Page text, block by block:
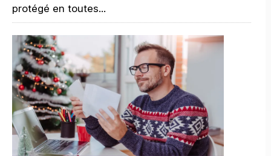
protégé en toutes...